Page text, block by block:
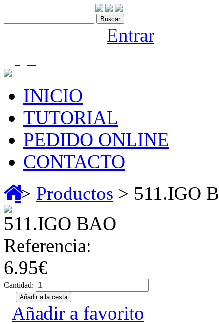
Entrar
INICIO
TUTORIAL
PEDIDO ONLINE
CONTACTO
> Productos > 511.IGO
511.IGO BAO
Referencia:
6.95€
Cantidad:
Añadir a favorito